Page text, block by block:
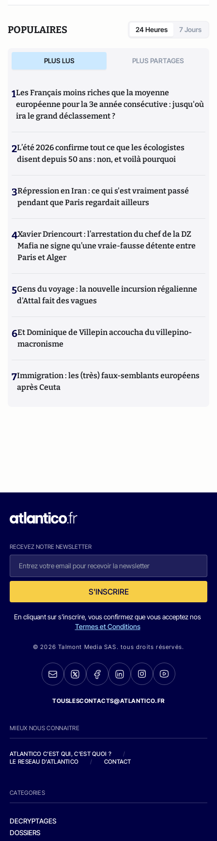
POPULAIRES 24 Heures 7 Jours
PLUS LUS PLUS PARTAGES
1Les Français moins riches que la moyenne
européenne pour la 3e année consécutive : jusqu'où
ira le grand déclassement ?
2L’été 2026 confirme tout ce que les écologistes
disent depuis 50 ans : non, et voilà pourquoi
3Répression en Iran : ce qui s'est vraiment passé
pendant que Paris regardait ailleurs
4Xavier Driencourt : l’arrestation du chef de la DZ
Mafia ne signe qu’une vraie-fausse détente entre
Paris et Alger
5Gens du voyage : la nouvelle incursion régalienne
d'Attal fait des vagues
6Et Dominique de Villepin accoucha du villepino-
macronisme
7Immigration : les (très) faux-semblants européens
après Ceuta
RECEVEZ NOTRE NEWSLETTER
S'INSCRIRE
En cliquant sur s'inscrire, vous confirmez que vous acceptez nos
Termes et Conditions
© 2026 Talmont Media SAS. tous droits réservés.
TOUSLESCONTACTS@ATLANTICO.FR
MIEUX NOUS CONNAITRE
ATLANTICO C'EST QUI, C'EST QUOI ?
/
LE RESEAU D'ATLANTICO
/ CONTACT
CATEGORIES
DECRYPTAGES
DOSSIERS